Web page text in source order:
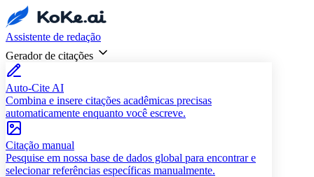
Assistente de redação
Gerador de citações
Auto-Cite AI
Combina e insere citações acadêmicas precisas
automaticamente enquanto você escreve.
Citação manual
Pesquise em nossa base de dados global para encontrar e
selecionar referências específicas manualmente.